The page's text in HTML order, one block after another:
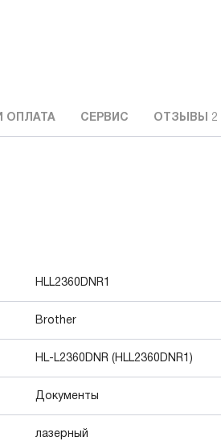
ОПЛАТА СЕРВИС ОТЗЫВЫ 2
HLL2360DNR1
Brother
HL-L2360DNR (HLL2360DNR1)
Документы
лазерный